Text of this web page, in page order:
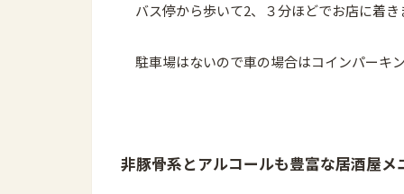
バス停から歩いて2、３分ほどでお店に着き
駐車場はないので車の場合はコインパーキ
非豚骨系とアルコールも豊富な居酒屋メ